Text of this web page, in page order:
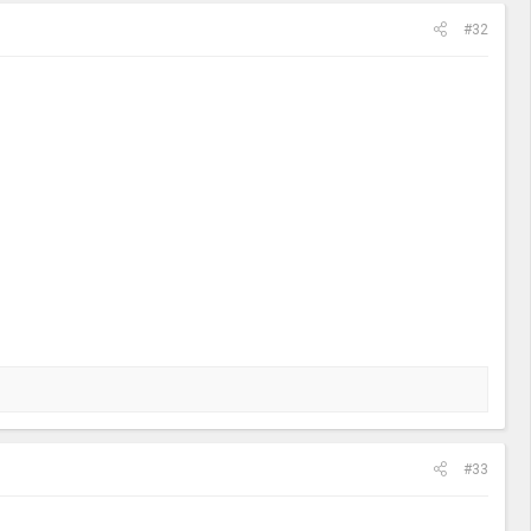
#32
#33